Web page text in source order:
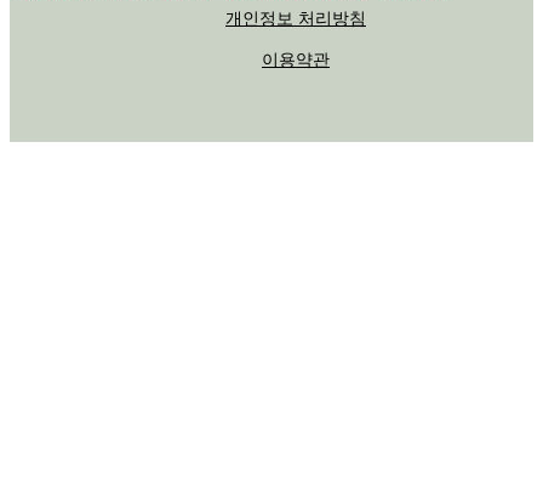
개인정보 처리방침
이용약관